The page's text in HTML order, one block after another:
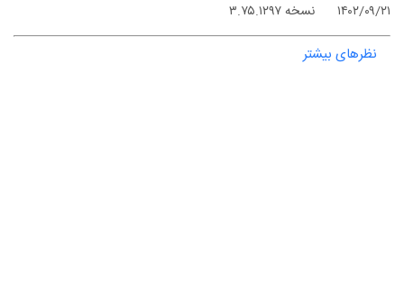
۱۴۰۲/۰۹/۲۱ نسخه ۳.۷۵.۱۲۹۷
نظرهای بیشتر